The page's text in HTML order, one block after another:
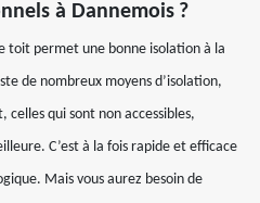
à Dannemois ?
toit permet une bonne isolation à la
de nombreux moyens d’isolation,
qui sont non accessibles,
C’est à la fois rapide et efficace
Mais vous aurez besoin de